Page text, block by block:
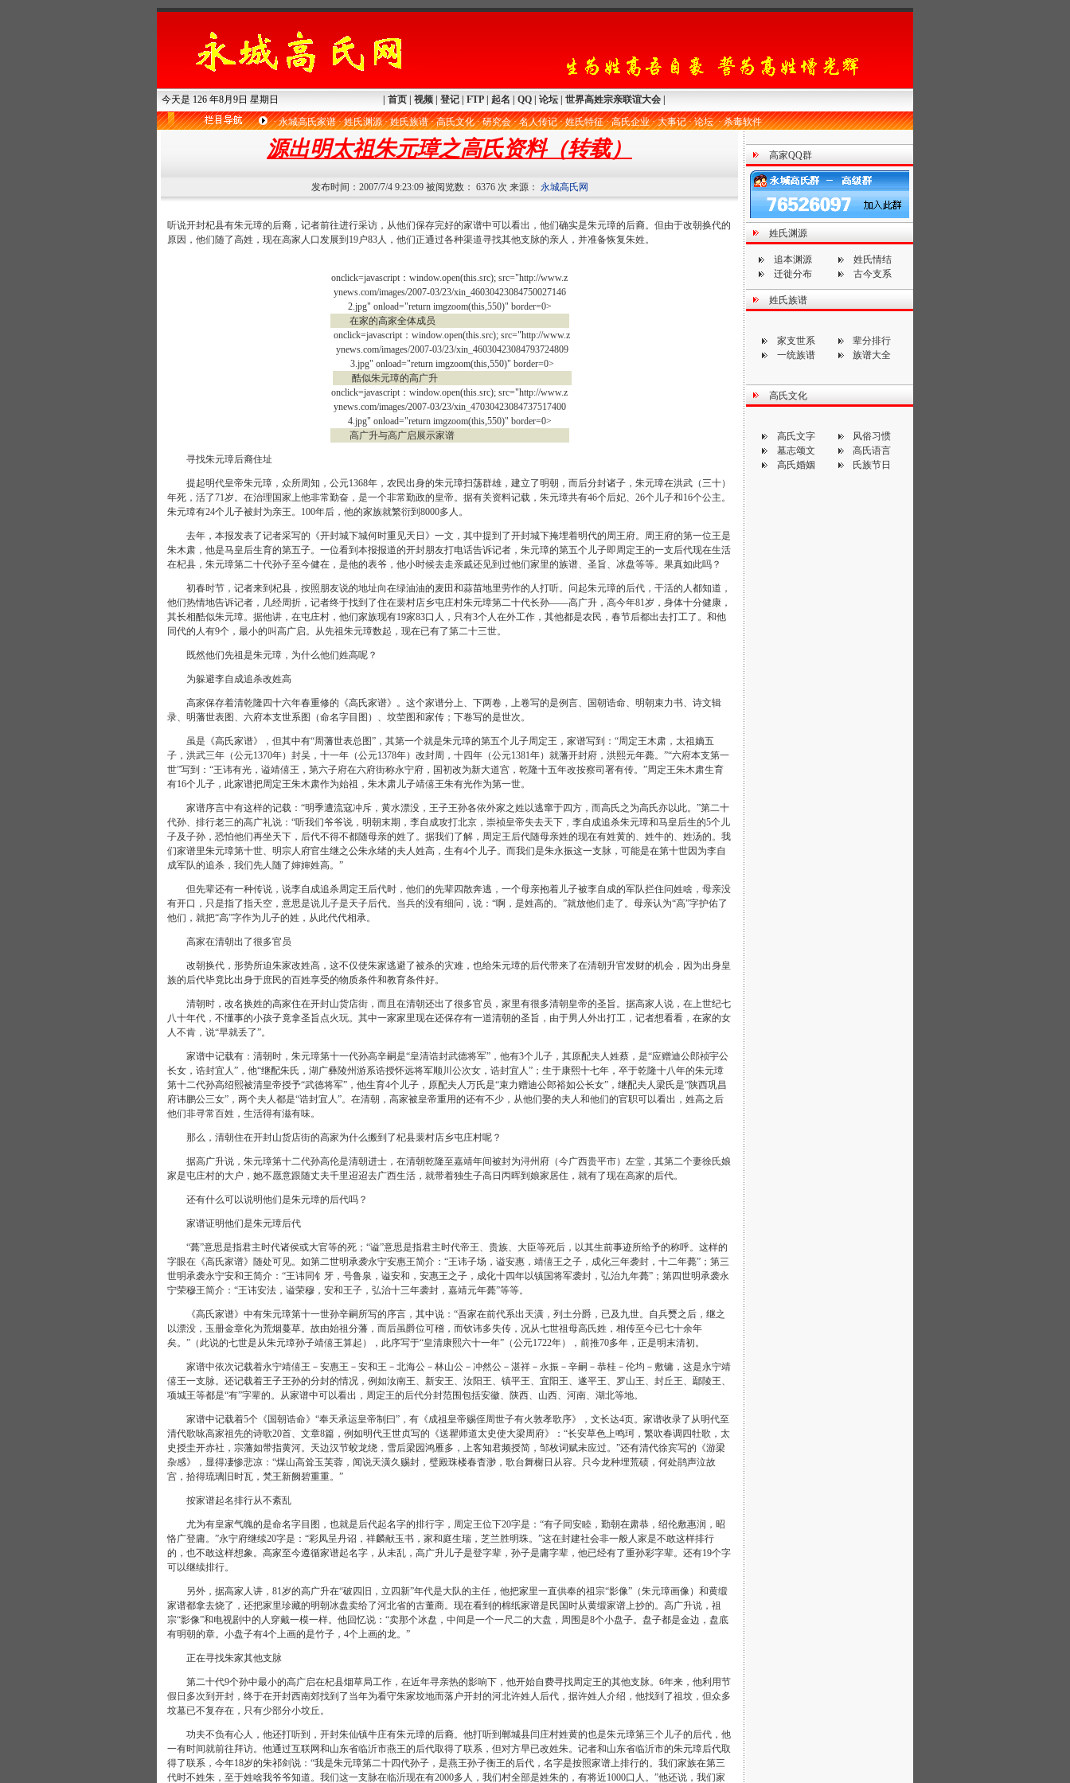
今天是 126 年8月9日 星期日 首页 视频 登记 FTP 起名 QQ 论坛 世界高姓宗亲联谊大会
· 永城高氏家谱 · 姓氏渊源 · 姓氏族谱 · 高氏文化 · 研究会 · 名人传记 · 姓氏特征 · 高氏企业 · 大事记 · 论坛 · 杀毒软件
源出明太祖朱元璋之高氏资料（转载）
发布时间：2007/7/4 9:23:09 被阅览数： 6376 次 来源： 永城高氏网
听说开封杞县有朱元璋的后裔，记者前往进行采访，从他们保存完好的家谱中可以看出，他们确实是朱元璋的后裔。但由于改朝换代的
原因，他们随了高姓，现在高家人口发展到19户83人，他们正通过各种渠道寻找其他支脉的亲人，并准备恢复朱姓。
onclick=javascript：window.open(this.src); src="http://www.z
ynews.com/images/2007-03/23/xin_46030423084750027146
2.jpg" onload="return imgzoom(this,550)" border=0>
在家的高家全体成员
onclick=javascript：window.open(this.src); src="http://www.z
ynews.com/images/2007-03/23/xin_46030423084793724809
3.jpg" onload="return imgzoom(this,550)" border=0>
酷似朱元璋的高广升
onclick=javascript：window.open(this.src); src="http://www.z
ynews.com/images/2007-03/23/xin_47030423084737517400
4.jpg" onload="return imgzoom(this,550)" border=0>
高广升与高广启展示家谱
寻找朱元璋后裔住址
提起明代皇帝朱元璋，众所周知，公元1368年，农民出身的朱元璋扫荡群雄，建立了明朝，而后分封诸子，朱元璋在洪武（三十）
年死，活了71岁。在治理国家上他非常勤奋，是一个非常勤政的皇帝。据有关资料记载，朱元璋共有46个后妃、26个儿子和16个公主。
朱元璋有24个儿子被封为亲王。100年后，他的家族就繁衍到8000多人。
去年，本报发表了记者采写的《开封城下城何时重见天日》一文，其中提到了开封城下掩埋着明代的周王府。周王府的第一位王是
朱木肃，他是马皇后生育的第五子。一位看到本报报道的开封朋友打电话告诉记者，朱元璋的第五个儿子即周定王的一支后代现在生活
在杞县，朱元璋第二十代孙子至今健在，是他的表爷，他小时候去走亲戚还见到过他们家里的族谱、圣旨、冰盘等等。果真如此吗？
初春时节，记者来到杞县，按照朋友说的地址向在绿油油的麦田和蒜苗地里劳作的人打听。问起朱元璋的后代，干活的人都知道，
他们热情地告诉记者，几经周折，记者终于找到了住在裴村店乡屯庄村朱元璋第二十代长孙——高广升，高今年81岁，身体十分健康，
其长相酷似朱元璋。据他讲，在屯庄村，他们家族现有19家83口人，只有3个人在外工作，其他都是农民，春节后都出去打工了。和他
同代的人有9个，最小的叫高广启。从先祖朱元璋数起，现在已有了第二十三世。
既然他们先祖是朱元璋，为什么他们姓高呢？
为躲避李自成追杀改姓高
高家保存着清乾隆四十六年春重修的《高氏家谱》。这个家谱分上、下两卷，上卷写的是例言、国朝诰命、明朝束力书、诗文辑
录、明藩世表图、六府本支世系图（命名字目图）、坟茔图和家传；下卷写的是世次。
虽是《高氏家谱》，但其中有“周藩世表总图”，其第一个就是朱元璋的第五个儿子周定王，家谱写到：“周定王木肃，太祖嫡五
子，洪武三年（公元1370年）封吴，十一年（公元1378年）改封周，十四年（公元1381年）就藩开封府，洪熙元年薨。”“六府本支第一
世”写到：“王讳有光，谥靖僖王，第六子府在六府街称永宁府，国初改为新大道宫，乾隆十五年改按察司署有传。”周定王朱木肃生育
有16个儿子，此家谱把周定王朱木肃作为始祖，朱木肃儿子靖僖王朱有光作为第一世。
家谱序言中有这样的记载：“明季遭流寇冲斥，黄水漂没，王子王孙各依外家之姓以逃窜于四方，而高氏之为高氏亦以此。”第二十
代孙、排行老三的高广礼说：“听我们爷爷说，明朝末期，李自成攻打北京，崇祯皇帝失去天下，李自成追杀朱元璋和马皇后生的5个儿
子及子孙，恐怕他们再坐天下，后代不得不都随母亲的姓了。据我们了解，周定王后代随母亲姓的现在有姓黄的、姓牛的、姓汤的。我
们家谱里朱元璋第十世、明宗人府官生继之公朱永绪的夫人姓高，生有4个儿子。而我们是朱永振这一支脉，可能是在第十世因为李自
成军队的追杀，我们先人随了婶婶姓高。”
但先辈还有一种传说，说李自成追杀周定王后代时，他们的先辈四散奔逃，一个母亲抱着儿子被李自成的军队拦住问姓啥，母亲没
有开口，只是指了指天空，意思是说儿子是天子后代。当兵的没有细问，说：“啊，是姓高的。”就放他们走了。母亲认为“高”字护佑了
他们，就把“高”字作为儿子的姓，从此代代相承。
高家在清朝出了很多官员
改朝换代，形势所迫朱家改姓高，这不仅使朱家逃避了被杀的灾难，也给朱元璋的后代带来了在清朝升官发财的机会，因为出身皇
族的后代毕竟比出身于庶民的百姓享受的物质条件和教育条件好。
清朝时，改名换姓的高家住在开封山货店街，而且在清朝还出了很多官员，家里有很多清朝皇帝的圣旨。据高家人说，在上世纪七
八十年代，不懂事的小孩子竟拿圣旨点火玩。其中一家家里现在还保存有一道清朝的圣旨，由于男人外出打工，记者想看看，在家的女
人不肯，说“早就丢了”。
家谱中记载有：清朝时，朱元璋第十一代孙高辛嗣是“皇清诰封武德将军”，他有3个儿子，其原配夫人姓蔡，是“应赠迪公郎祯宇公
长女，诰封宜人”，他“继配朱氏，湖广彝陵州游系诰授怀远将军顺川公次女，诰封宜人”；生于康熙十七年，卒于乾隆十八年的朱元璋
第十二代孙高绍熙被清皇帝授予“武德将军”，他生育4个儿子，原配夫人万氏是“束力赠迪公郎裕如公长女”，继配夫人梁氏是“陕西巩昌
府讳鹏公三女”，两个夫人都是“诰封宜人”。在清朝，高家被皇帝重用的还有不少，从他们娶的夫人和他们的官职可以看出，姓高之后
他们非寻常百姓，生活得有滋有味。
那么，清朝住在开封山货店街的高家为什么搬到了杞县裴村店乡屯庄村呢？
据高广升说，朱元璋第十二代孙高伦是清朝进士，在清朝乾隆至嘉靖年间被封为浔州府（今广西贵平市）左堂，其第二个妻徐氏娘
家是屯庄村的大户，她不愿意跟随丈夫千里迢迢去广西生活，就带着独生子高日丙晖到娘家居住，就有了现在高家的后代。
还有什么可以说明他们是朱元璋的后代吗？
家谱证明他们是朱元璋后代
“薨”意思是指君主时代诸侯或大官等的死；“谥”意思是指君主时代帝王、贵族、大臣等死后，以其生前事迹所给予的称呼。这样的
字眼在《高氏家谱》随处可见。如第二世明承袭永宁安惠王简介：“王讳子场，谥安惠，靖僖王之子，成化三年袭封，十二年薨”；第三
世明承袭永宁安和王简介：“王讳同钅牙，号鲁泉，谥安和，安惠王之子，成化十四年以镇国将军袭封，弘治九年薨”；第四世明承袭永
宁荣穆王简介：“王讳安法，谥荣穆，安和王子，弘治十三年袭封，嘉靖元年薨”等等。
《高氏家谱》中有朱元璋第十一世孙辛嗣所写的序言，其中说：“吾家在前代系出天潢，列土分爵，已及九世。自兵燹之后，继之
以漂没，玉册金章化为荒烟蔓草。故由始祖分藩，而后虽爵位可稽，而钦讳多失传，况从七世祖母高氏姓，相传至今已七十余年
矣。”（此说的七世是从朱元璋孙子靖僖王算起），此序写于“皇清康熙六十一年”（公元1722年），前推70多年，正是明末清初。
家谱中依次记载着永宁靖僖王－安惠王－安和王－北海公－林山公－冲然公－湛祥－永振－辛嗣－恭桂－伦均－敷镛，这是永宁靖
僖王一支脉。还记载着王子王孙的分封的情况，例如汝南王、新安王、汝阳王、镇平王、宜阳王、遂平王、罗山王、封丘王、鄢陵王、
项城王等都是“有”字辈的。从家谱中可以看出，周定王的后代分封范围包括安徽、陕西、山西、河南、湖北等地。
家谱中记载着5个《国朝诰命》“奉天承运皇帝制曰”，有《成祖皇帝赐侄周世子有火敦孝歌序》，文长达4页。家谱收录了从明代至
清代歌咏高家祖先的诗歌20首、文章8篇，例如明代王世贞写的《送瞿师道太史使大梁周府》：“长安草色上鸣珂，繁吹春调四牡歌，太
史授圭开赤社，宗藩如带指黄河。天边汉节蛟龙绕，雪后梁园鸿雁多，上客知君频授简，邹枚词赋未应过。”还有清代徐宾写的《游梁
杂感》，显得凄惨悲凉：“煤山高耸玉芙蓉，闻说天潢久赐封，璧殿珠楼春杳渺，歌台舞榭日从容。只今龙种埋荒碛，何处鹃声泣故
宫，拾得琉璃旧时瓦，梵王新阙碧重重。”
按家谱起名排行从不紊乱
尤为有皇家气魄的是命名字目图，也就是后代起名字的排行字，周定王位下20字是：“有子同安睦，勤朝在肃恭，绍伦敷惠润，昭
恪广登庸。”永宁府继续20字是：“彩凤呈丹诏，祥麟献玉书，家和庭生瑞，芝兰胜明珠。”这在封建社会非一般人家是不敢这样排行
的，也不敢这样想象。高家至今遵循家谱起名字，从未乱，高广升儿子是登字辈，孙子是庸字辈，他已经有了重孙彩字辈。还有19个字
可以继续排行。
另外，据高家人讲，81岁的高广升在“破四旧，立四新”年代是大队的主任，他把家里一直供奉的祖宗“影像”（朱元璋画像）和黄缎
家谱都拿去烧了，还把家里珍藏的明朝冰盘卖给了河北省的古董商。现在看到的棉纸家谱是民国时从黄缎家谱上抄的。高广升说，祖
宗“影像”和电视剧中的人穿戴一模一样。他回忆说：“卖那个冰盘，中间是一个一尺二的大盘，周围是8个小盘子。盘子都是金边，盘底
有明朝的章。小盘子有4个上画的是竹子，4个上画的龙。”
正在寻找朱家其他支脉
第二十代9个孙中最小的高广启在杞县烟草局工作，在近年寻亲热的影响下，他开始自费寻找周定王的其他支脉。6年来，他利用节
假日多次到开封，终于在开封西南郊找到了当年为看守朱家坟地而落户开封的河北许姓人后代，据许姓人介绍，他找到了祖坟，但众多
坟墓已不复存在，只有少部分小坟丘。
功夫不负有心人，他还打听到，开封朱仙镇牛庄有朱元璋的后裔。他打听到郸城县闫庄村姓黄的也是朱元璋第三个儿子的后代，他
一有时间就前往拜访。他通过互联网和山东省临沂市燕王的后代取得了联系，但对方早已改姓朱。记者和山东省临沂市的朱元璋后代取
得了联系，今年18岁的朱祁剑说：“我是朱元璋第二十四代孙子，是燕王孙子衡王的后代，名字是按照家谱上排行的。我们家族在第三
代时不姓朱，至于姓啥我爷爷知道。我们这一支脉在临沂现在有2000多人，我们村全部是姓朱的，有将近1000口人。”他还说，我们家
高家QQ群
姓氏渊源
追本渊源
姓氏情结
迁徙分布
古今支系
姓氏族谱
家支世系
辈分排行
一统族谱
族谱大全
高氏文化
高氏文字
风俗习惯
墓志颂文
高氏语言
高氏婚姻
氏族节日